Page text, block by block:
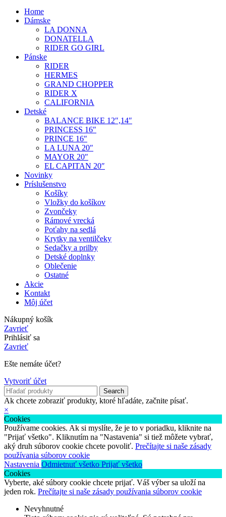
Home
Dámske
LA DONNA
DONATELLA
RIDER GO GIRL
Pánske
RIDER
HERMES
GRAND CHOPPER
RIDER X
CALIFORNIA
Detské
BALANCE BIKE 12″,14″
PRINCESS 16″
PRINCE 16″
LA LUNA 20″
MAYOR 20″
EL CAPITAN 20″
Novinky
Príslušenstvo
Košíky
Vložky do košíkov
Zvončeky
Rámové vrecká
Poťahy na sedlá
Krytky na ventilčeky
Sedačky a prilby
Detské doplnky
Oblečenie
Ostatné
Akcie
Kontakt
Môj účet
Nákupný košík
Zavrieť
Prihlásiť sa
Zavrieť
Ešte nemáte účet?
Vytvoriť účet
Search
Ak chcete zobraziť produkty, ktoré hľadáte, začnite písať.
×
Cookies
Používame cookies. Ak si myslíte, že je to v poriadku, kliknite na
"Prijať všetko". Kliknutím na "Nastavenia" si tiež môžete vybrať,
aký druh súborov cookie chcete povoliť. Prečítajte si naše zásady
používania súborov cookie
Nastavenia Odmietnuť všetko Prijať všetko
Cookies
Vyberte, aké súbory cookie chcete prijať. Váš výber sa uloží na
jeden rok. Prečítajte si naše zásady používania súborov cookie
Nevyhnutné